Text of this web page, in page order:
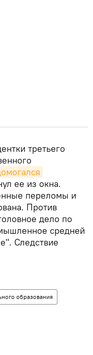
третьего
ее из окна.
переломы и
Против
дело по
средней
Следствие
образования